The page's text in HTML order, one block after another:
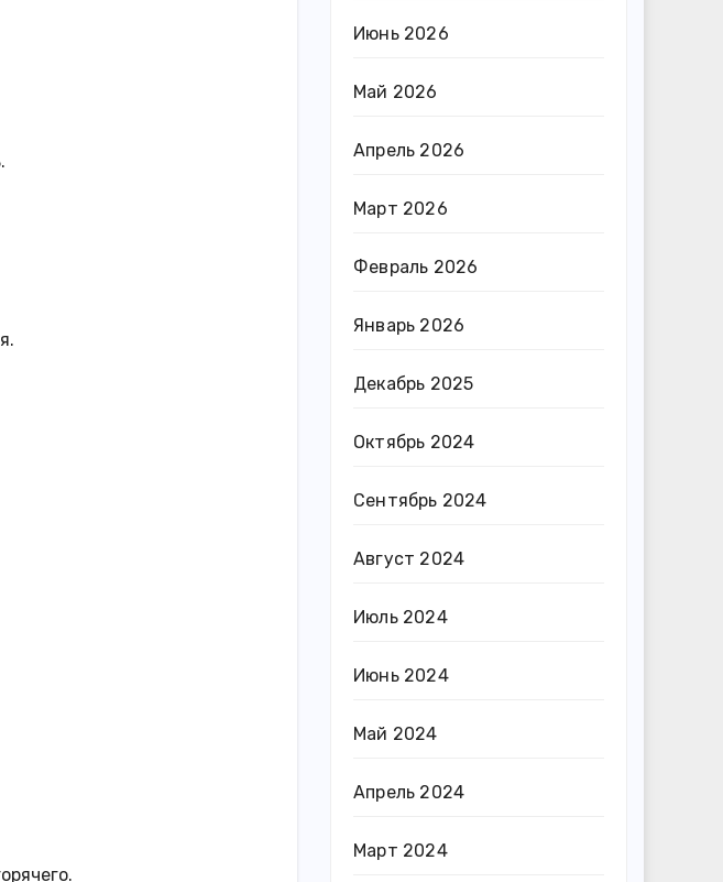
Июнь 2026
Май 2026
Апрель 2026
Март 2026
Февраль 2026
Январь 2026
Декабрь 2025
Октябрь 2024
Сентябрь 2024
Август 2024
Июль 2024
Июнь 2024
Май 2024
Апрель 2024
Март 2024